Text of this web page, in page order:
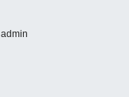
admin